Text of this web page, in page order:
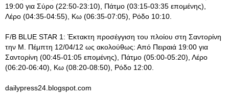
19:00 για Σύρο (22:50-23:10), Πάτμο (03:15-03:35 επομένης),
Λέρο (04:35-04:55), Κω (06:35-07:05), Ρόδο 10:10.
F/B BLUE STAR 1: Έκτακτη προσέγγιση του πλοίου στη Σαντορίνη
την Μ. Πέμπτη 12/04/12 ως ακολούθως: Από Πειραιά 19:00 για
Σαντορίνη (00:45-01:05 επομένης), Πάτμο (05:00-05:20), Λέρο
(06:20-06:40), Κω (08:20-08:50), Ρόδο 12:00.
dailypress24.blogspot.com